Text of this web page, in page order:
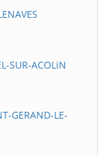
SUR-ACOLiN
GERAND-LE-